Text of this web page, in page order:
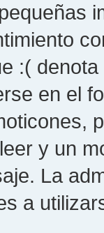
:(
en el
y un
La
a